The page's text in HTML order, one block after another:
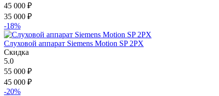
45 000 ₽
35 000 ₽
-18%
Слуховой аппарат Siemens Motion SP 2PX
Скидка
5.0
55 000 ₽
45 000 ₽
-20%